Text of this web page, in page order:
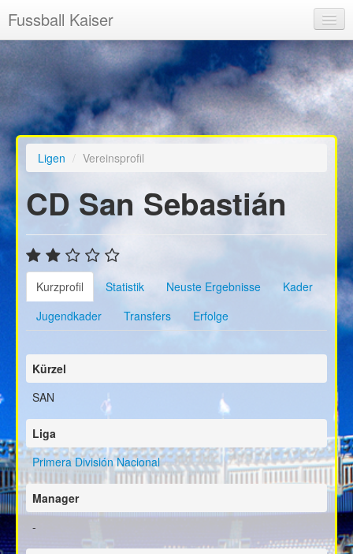
Fussball Kaiser
Startseite
News
Registrieren
Ligen
Highscore
Freie Vereine
Ligen / Vereinsprofil
CD San Sebastián
Kurzprofil Statistik Neuste Ergebnisse
Kader
Jugendkader
Transfers Erfolge
Kürzel
SAN
Liga
Primera División Nacional
Manager
-